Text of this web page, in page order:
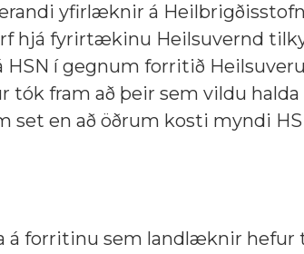
yfirlæknir á
hjá fyrirtækinu Heilsuvernd
í gegnum forritið
tók fram að þeir sem vildu halda
en að öðrum kosti myndi
á forritinu sem landlæknir hefur